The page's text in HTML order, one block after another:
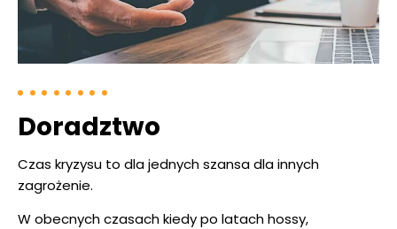
Doradztwo
Czas kryzysu to dla jednych szansa dla innych
zagrożenie.
W obecnych czasach kiedy po latach hossy,